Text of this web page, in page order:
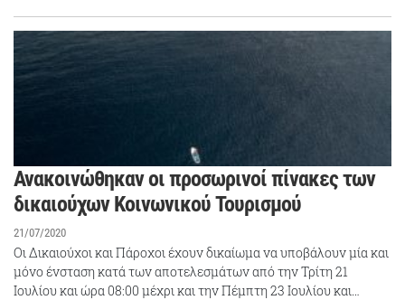
Ανακοινώθηκαν οι προσωρινοί πίνακες των
δικαιούχων Κοινωνικού Τουρισμού
21/07/2020
Οι Δικαιούχοι και Πάροχοι έχουν δικαίωμα να υποβάλουν μία και
μόνο ένσταση κατά των αποτελεσμάτων από την Τρίτη 21
Ιουλίου και ώρα 08:00 μέχρι και την Πέμπτη 23 Ιουλίου και…